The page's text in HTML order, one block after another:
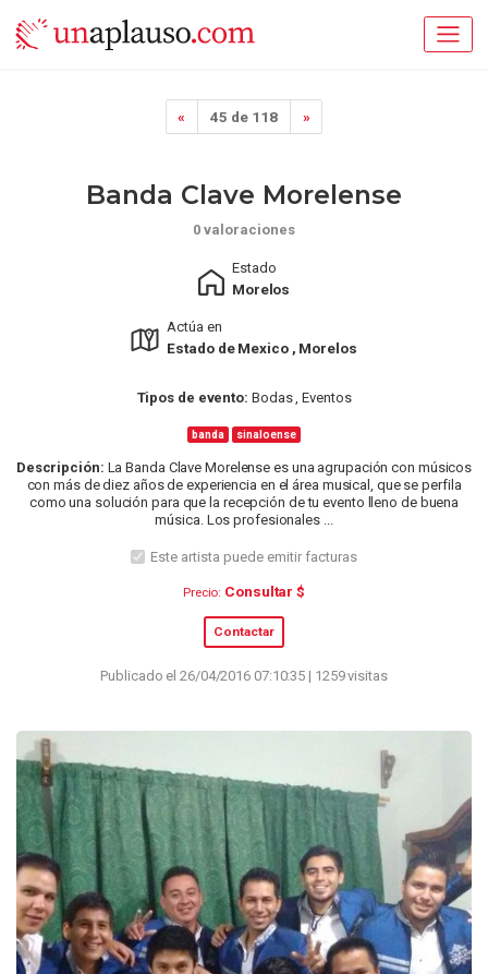
« 45 de 118 »
Banda Clave Morelense
0 valoraciones
Estado
Morelos
Actúa en
Estado de Mexico , Morelos
Tipos de evento: Bodas , Eventos
banda sinaloense
Descripción: La Banda Clave Morelense es una agrupación con músicos
con más de diez años de experiencia en el área musical, que se perfila
como una solución para que la recepción de tu evento lleno de buena
música. Los profesionales ...
Este artista puede emitir facturas
Precio: Consultar $
Contactar
Publicado el 26/04/2016 07:10:35 | 1259 visitas